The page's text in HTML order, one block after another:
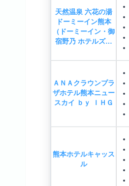
天然温泉 六花の湯
ドーミーイン熊本
（ドーミーイン・御
宿野乃 ホテルズ…
ＡＮＡクラウンプラ
ザホテル熊本ニュー
スカイ ｂｙ ＩＨＧ
熊本ホテルキャッス
ル